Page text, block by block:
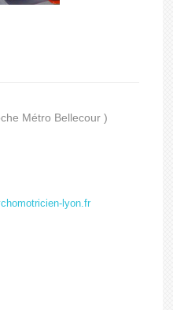
Métro Bellecour )
lyon.fr